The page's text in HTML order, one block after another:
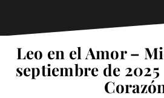
Leo en el Amor –
septiembre de